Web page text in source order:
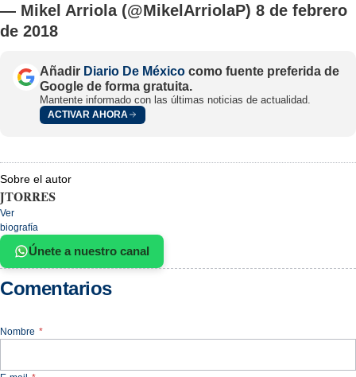
— Mikel Arriola (@MikelArriolaP) 8 de febrero
de 2018
Añadir Diario De México como fuente preferida de
Google de forma gratuita.
Mantente informado con las últimas noticias de actualidad.
ACTIVAR AHORA
Sobre el autor
JTORRES
Ver
biografía
Únete a nuestro canal
Comentarios
Nombre *